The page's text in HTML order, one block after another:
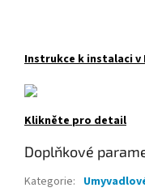
Instrukce k instalaci v
Klikněte pro detail
Doplňkové
Kategorie: